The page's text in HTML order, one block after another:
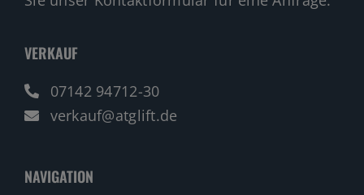
VERKAUF
07142 94712-30
verkauf@atglift.de
NAVIGATION